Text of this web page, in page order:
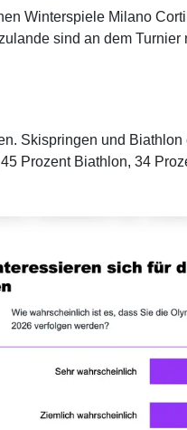
Winterspiele Milano
sind an dem
Skispringen und
Prozent Biathlon, 34